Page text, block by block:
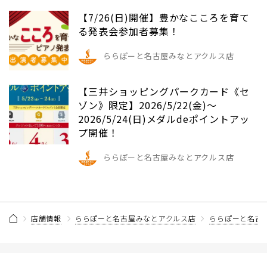
【7/26(日)開催】豊かなこころを育て
る発表会参加者募集！
ららぽーと名古屋みなとアクルス店
【三井ショッピングパークカード《セ
ゾン》限定】2026/5/22(金)～
2026/5/24(日)メダルdeポイントアッ
プ開催！
ららぽーと名古屋みなとアクルス店
店舗情報 ららぽーと名古屋みなとアクルス店 ららぽーと名古